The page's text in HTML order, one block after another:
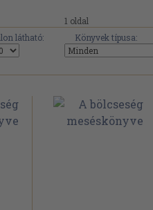
1 oldal
látható: Könyvek típusa: